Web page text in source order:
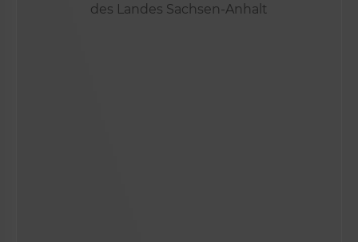
des Landes Sachsen-Anhalt